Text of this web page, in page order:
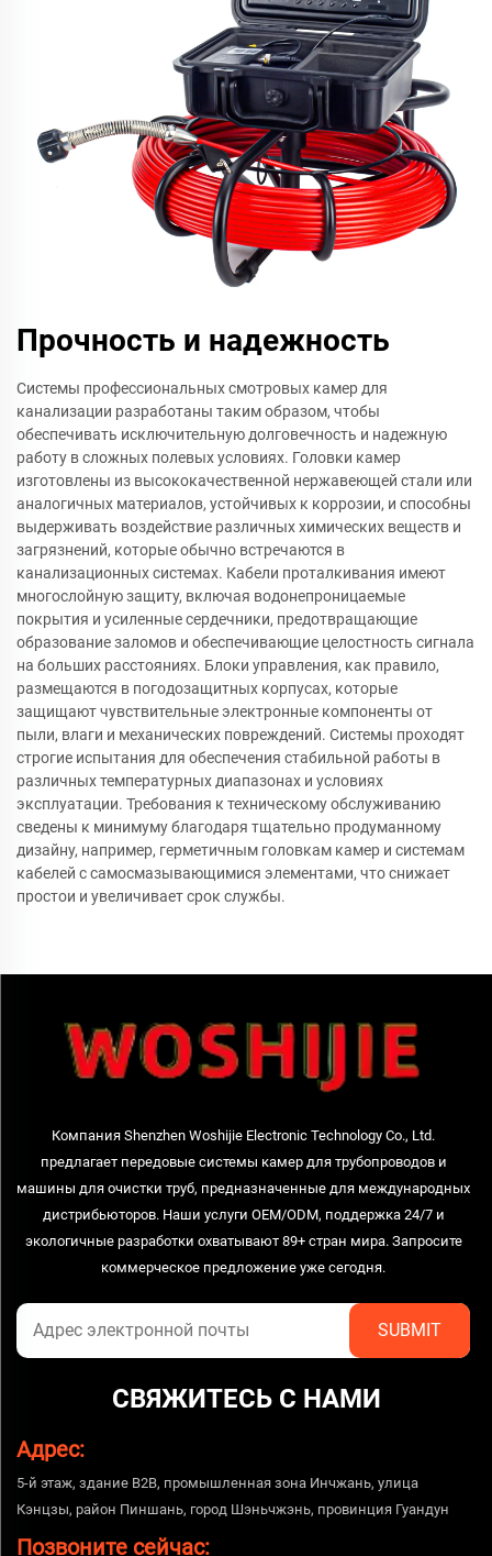
Прочность и надежность
Системы профессиональных смотровых камер для
канализации разработаны таким образом, чтобы
обеспечивать исключительную долговечность и надежную
работу в сложных полевых условиях. Головки камер
изготовлены из высококачественной нержавеющей стали или
аналогичных материалов, устойчивых к коррозии, и способны
выдерживать воздействие различных химических веществ и
загрязнений, которые обычно встречаются в
канализационных системах. Кабели проталкивания имеют
многослойную защиту, включая водонепроницаемые
покрытия и усиленные сердечники, предотвращающие
образование заломов и обеспечивающие целостность сигнала
на больших расстояниях. Блоки управления, как правило,
размещаются в погодозащитных корпусах, которые
защищают чувствительные электронные компоненты от
пыли, влаги и механических повреждений. Системы проходят
строгие испытания для обеспечения стабильной работы в
различных температурных диапазонах и условиях
эксплуатации. Требования к техническому обслуживанию
сведены к минимуму благодаря тщательно продуманному
дизайну, например, герметичным головкам камер и системам
кабелей с самосмазывающимися элементами, что снижает
простои и увеличивает срок службы.
Компания Shenzhen Woshijie Electronic Technology Co., Ltd.
предлагает передовые системы камер для трубопроводов и
машины для очистки труб, предназначенные для международных
дистрибьюторов. Наши услуги OEM/ODM, поддержка 24/7 и
экологичные разработки охватывают 89+ стран мира. Запросите
коммерческое предложение уже сегодня.
СВЯЖИТЕСЬ С НАМИ
Адрес:
5-й этаж, здание B2B, промышленная зона Инчжань, улица
Кэнцзы, район Пиншань, город Шэньчжэнь, провинция Гуандун
Позвоните сейчас: